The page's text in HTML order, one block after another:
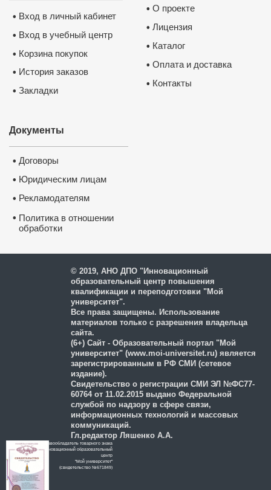
• О проекте
• Лицензия
• Каталог
• Оплата и доставка
• Контакты
• Вход в личный кабинет
• Вход в учебный центр
• Корзина покупок
• История заказов
• Закладки
Документы
• Договоры
• Юридическим лицам
• Рекламодателям
• Политика в отношении
обработки
© 2019, АНО ДПО "Инновационный
образовательный центр повышения
квалификации и переподготовки "Мой
университет".
Все права защищены. Использование
материалов только с разрешения владельца
сайта.
(6+) Сайт - Образовательный портал "Мой
университет" (www.moi-universitet.ru) является
зарегистрированным в РФ СМИ (сетевое
издание).
Свидетельство о регистрации СМИ ЭЛ №ФС77-
60764 от 11.02.2015 выдано Федеральной
службой по надзору в сфере связи,
информационных технологий и массовых
коммуникаций.
Гл.редактор Ляшенко А.А.
Правообладатель товарного знака
Инновационный образовательный
цeнтр
"Мой университет"
(свидетельство №671849)